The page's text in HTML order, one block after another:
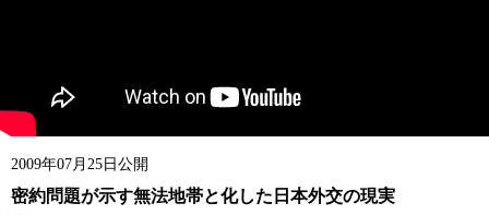
2009年07月25日公開
密約問題が示す無法地帯と化した日本外交の現実